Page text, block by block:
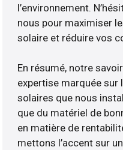
l’environnement.
nous pour maximiser
solaire et réduire vos
En résumé, notre
expertise marquée sur
solaires que nous
que du matériel de
en matière de
mettons l’accent sur